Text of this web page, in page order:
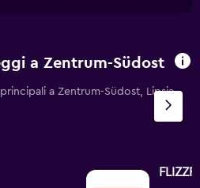
a Zentrum-Südost
a Zentrum-Südost, Lipsia
FLIZZR